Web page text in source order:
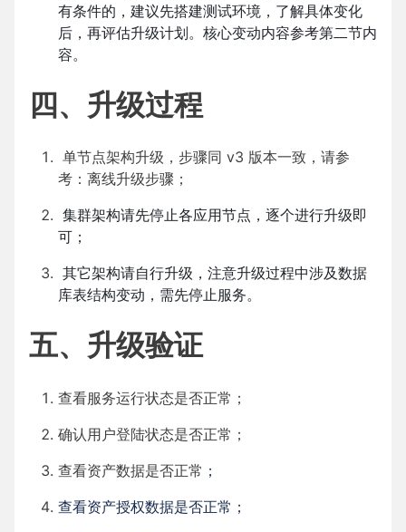
有条件的，建议先搭建测试环境，了解具体变化
后，再评估升级计划。核心变动内容参考第二节内
容。
四、升级过程
单节点架构升级，步骤同 v3 版本一致，请参
考： 离线升级步骤 ；
集群架构请先停止各应用节点，逐个进行升级即
可；
其它架构请自行升级，注意升级过程中涉及数据
库表结构变动，需先停止服务。
五、升级验证
查看服务运行状态是否正常；
确认用户登陆状态是否正常；
查看资产数据是否正常 ；
查看资产授权数据是否正常；